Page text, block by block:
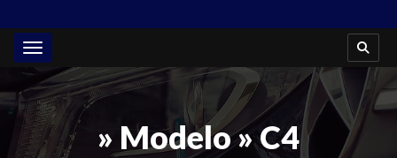
Toggle navigation
» Modelo » C4